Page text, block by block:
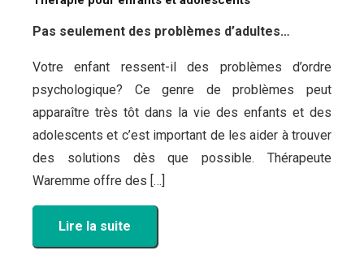
Pas seulement des problèmes d’adultes…
Votre enfant ressent-il des problèmes d’ordre
psychologique? Ce genre de problèmes peut
apparaître très tôt dans la vie des enfants et des
adolescents et c’est important de les aider à trouver
des solutions dès que possible. Thérapeute
Waremme offre des […]
Lire la suite